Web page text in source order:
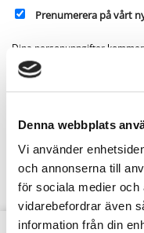
Denna webbplats
Vi använder
och annonserna till
för sociala medier
vidarebefordrar även
information från din
Prenumerera på vårt
Dina personuppgifter
webbplatsen, hantera
REGISTRERA